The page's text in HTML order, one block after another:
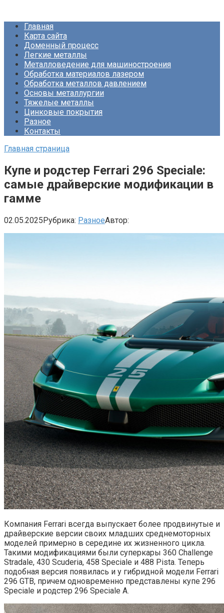
контентуГлавная
Карта сайта
Доменный процесс
Легкие металлы
Металловедение для машиностроения
Обработка материалов лазером
Обработка металлов давлением
Основы металлургии
Тяжелые металлы
Цинковые покрытия
Разное
Контакты
Главная страница
Купе и родстер Ferrari 296 Speciale:
самые драйверские модификации в
гамме
02.05.2025Рубрика: РазноеАвтор:
Компания Ferrari всегда выпускает более продвинутые и
драйверские версии своих младших среднемоторных
моделей примерно в середине их жизненного цикла.
Такими модификациями были суперкары 360 Challenge
Stradale, 430 Scuderia, 458 Speciale и 488 Pista. Теперь
подобная версия появилась и у гибридной модели Ferrari
296 GTB, причем одновременно представлены купе 296
Speciale и родстер 296 Speciale A.